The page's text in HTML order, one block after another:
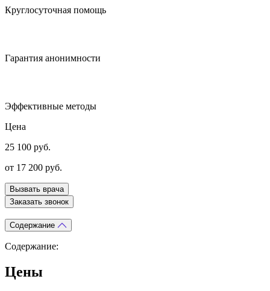
Круглосуточная помощь
Гарантия анонимности
Эффективные методы
Цена
25 100 руб.
от 17 200 руб.
Вызвать врача
Заказать звонок
Содержание
Содержание:
Цены